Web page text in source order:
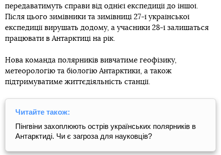
передаватимуть справи від однієї експедиції до іншої.
Після цього зимівники та зимівниці 27-ї української
експедиції вирушать додому, а учасники 28-ї залишаться
працювати в Антарктиці на рік.
Нова команда полярників вивчатиме геофізику,
метеорологію та біологію Антарктики, а також
підтримуватиме життєдіяльність станції.
Читайте також:
Пінгвіни захоплюють острів українських полярників в
Антарктиді. Чи є загроза для науковців?